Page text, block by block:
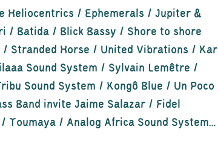
Heliocentrics / Ephemerals / Jupiter &
/ Batida / Blick Bassy / Shore to shore
Stranded Horse / United Vibrations / Karl
Sound System / Sylvain Lemêtre /
Sound System / Kongô Blue / Un Poco
Band invite Jaime Salazar / Fidel
Toumaya / Analog Africa Sound System…